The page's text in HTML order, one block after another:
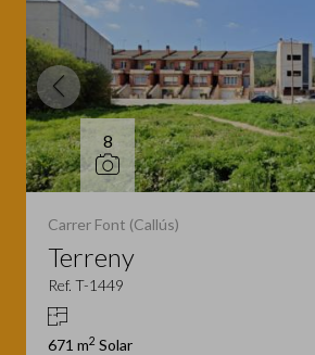
8
Carrer Font (Callús)
Terreny
Ref. T-1449
671 m2 Solar